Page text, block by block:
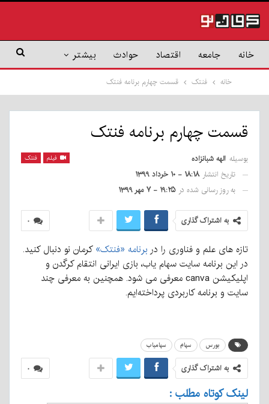
خانه جامعه اقتصاد حوادث بیشتر
خانه فنتک قسمت چهارم برنامه فنتک
قسمت چهارم برنامه فنتک
فیلم فنتک بوسیله الهه شبانزاده
تاریخ انتشار ۱۸:۱۸ - ۱۰ خرداد ۱۳۹۹
به روز رسانی شده در ۱۹:۲۵ - ۷ مهر ۱۳۹۹
۰ به اشتراک گذاری
تازه های علم و فناوری را در برنامه «فنتک» کرمان نو دنبال کنید.
در این برنامه سایت سهام یاب، بازی ایرانی انتقام کرگدن و
اپلیکیشن canva معرفی می شود. همچنین به معرفی چند
سایت و برنامه کاربردی‌ پرداخته‌ایم.
بورس سهام سهامیاب
۰ به اشتراک گذاری
لینک کوتاه مطلب :